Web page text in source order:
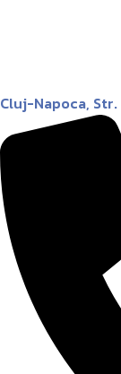
Cluj-Napoca,